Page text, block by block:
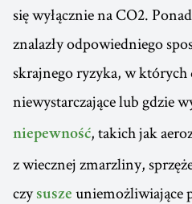
się wyłącznie na CO2.
znalazły odpowiedniego
skrajnego ryzyka, w których
niewystarczające lub gdzie
niepewność, takich jak
z wiecznej zmarzliny,
czy susze uniemożliwiające